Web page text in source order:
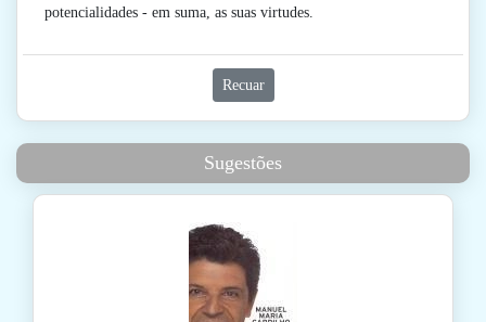
potencialidades - em suma, as suas virtudes.
Recuar
Sugestões